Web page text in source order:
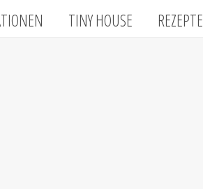
TINY HOUSE REZEPTE